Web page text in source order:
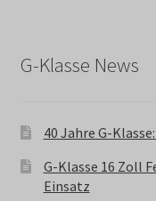
G-Klasse News
40 Jahre G-
G-Klasse 16 Zoll
Einsatz